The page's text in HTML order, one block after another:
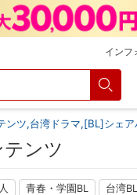
インフ
ンツ,台湾ドラマ,[BL]シェア
テンツ
青春・学園BL 台湾